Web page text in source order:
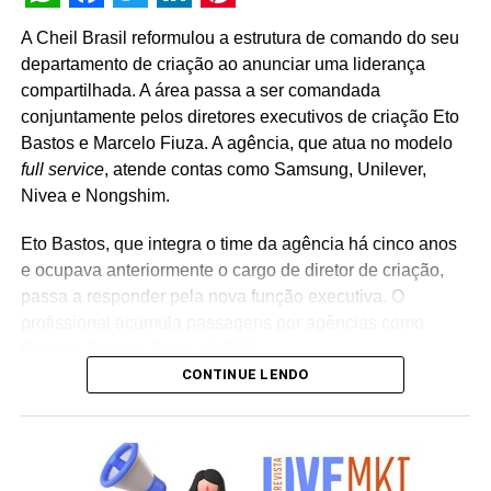
WhatsApp
Facebook
Twitter
LinkedIn
Pinterest
A Cheil Brasil reformulou a estrutura de comando do seu
departamento de criação ao anunciar uma liderança
compartilhada. A área passa a ser comandada
conjuntamente pelos diretores executivos de criação Eto
Bastos e Marcelo Fiuza. A agência, que atua no modelo
full service, atende contas como Samsung, Unilever,
Nivea e Nongshim.
Eto Bastos, que integra o time da agência há cinco anos
e ocupava anteriormente o cargo de diretor de criação,
passa a responder pela nova função executiva. O
Já Marcelo Fiuza retorna à Cheil Brasil para assumir o
casa entre 2023 e 2025. Em sua trajetória corporativa,
Fiuza reúne experiência em operações publicitárias como
CONTINUE LENDO